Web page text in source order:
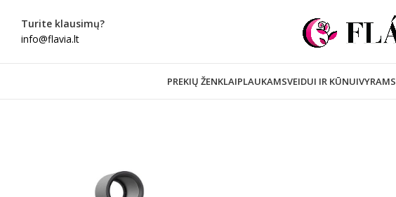
Turite klausimų?
info@flavia.lt
PREKIŲ ŽENKLAIPLAUKAMSVEIDUI IR KŪNUIVYRAMS